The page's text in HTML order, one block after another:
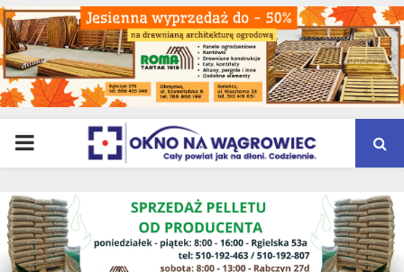
PRIMARY
MENU